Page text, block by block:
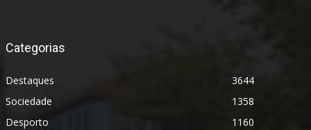
Categorias
Destaques
3644
Sociedade
1358
Desporto
1160